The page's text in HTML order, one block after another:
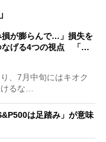
損が膨らんで…」損失を
なげる4つの視点 「…
、7月中旬にはキオク
けるな…
は足踏み」が意味